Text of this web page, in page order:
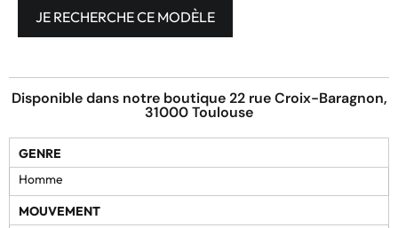
JE RECHERCHE CE MODÈLE
Disponible dans notre boutique 22 rue Croix-Baragnon,
31000 Toulouse
GENRE
Homme
MOUVEMENT